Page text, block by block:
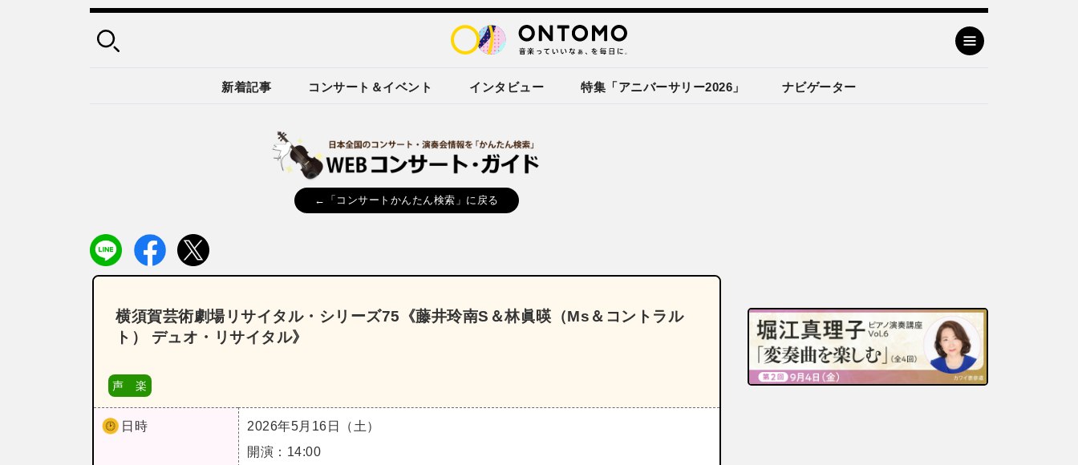
新着記事 コンサート＆イベント インタビュー 特集「アニバーサリー2026」 ナビゲーター
←「コンサートかんたん検索」に戻る
横須賀芸術劇場リサイタル・シリーズ75《藤井玲南S＆林眞暎（Ms＆コントラル
ト） デュオ・リサイタル》
声 楽
日時
2026年5月16日（土）
開演：14:00